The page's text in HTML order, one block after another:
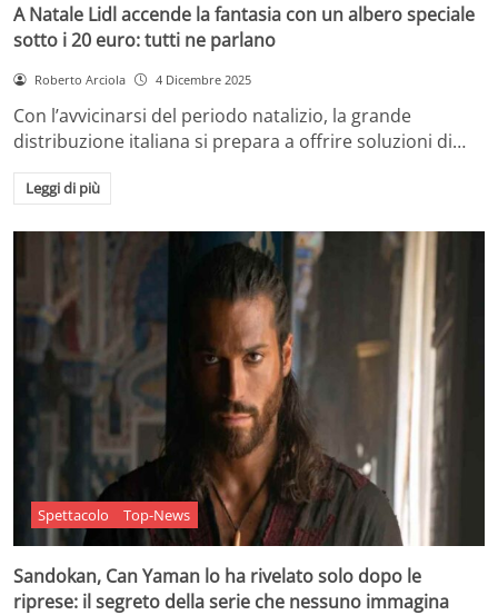
A Natale Lidl accende la fantasia con un albero speciale
sotto i 20 euro: tutti ne parlano
Roberto Arciola 4 Dicembre 2025
Con l’avvicinarsi del periodo natalizio, la grande
distribuzione italiana si prepara a offrire soluzioni di…
Leggi di più
Spettacolo Top-News
Sandokan, Can Yaman lo ha rivelato solo dopo le
riprese: il segreto della serie che nessuno immagina